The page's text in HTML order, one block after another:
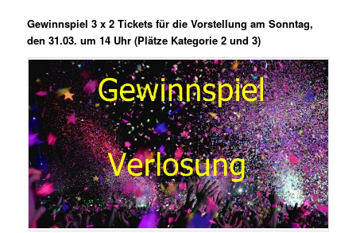
Gewinnspiel 3 x 2 Tickets für die Vorstellung am Sonntag,
den 31.03. um 14 Uhr (Plätze Kategorie 2 und 3)